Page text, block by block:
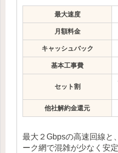
最大速度
月額料金
キャッシュバック
基本工事費
セット割
他社解約金還元
最大２Gbpsの高速回線と
ーク網で混雑が少なく安